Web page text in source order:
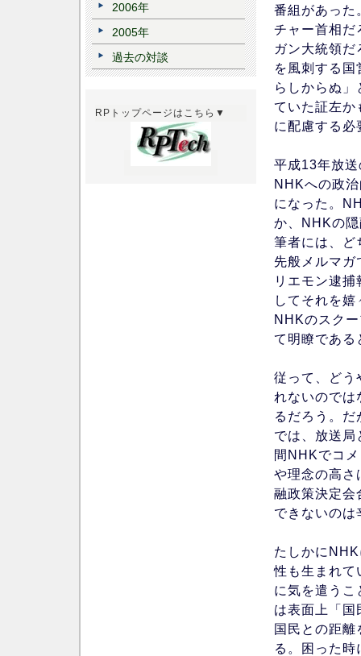
番組があった
チャー首相だ
ガン大統領
を風刺する
らしからぬ
ていた証左か
に配慮する必
平成13年放
NHKへの政
になった。
か、NHKの
筆者には、ど
先般メルマガ
リエモン逮
してそれを
NHKのスク
て明瞭である
従って、どう
れないのでは
るだろう。
では、放送
間NHKでコ
や理念の高さ
融政策決定会
できないのは
たしかに
性も生まれて
に気を遣う
は表面上「
国民との距
る。困った
2006年
2005年
過去の対談
RPトップページはこちら▼